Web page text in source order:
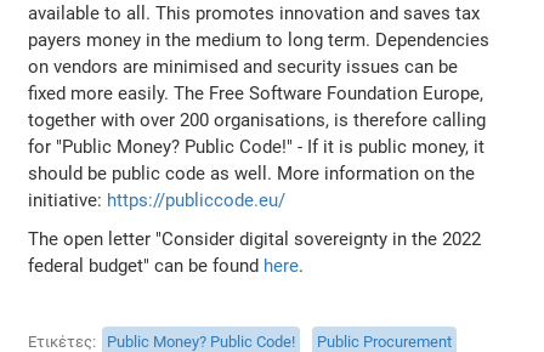
available to all. This promotes innovation and saves tax
payers money in the medium to long term. Dependencies
on vendors are minimised and security issues can be
fixed more easily. The Free Software Foundation Europe,
together with over 200 organisations, is therefore calling
for "Public Money? Public Code!" - If it is public money, it
should be public code as well. More information on the
initiative: https://publiccode.eu/
The open letter "Consider digital sovereignty in the 2022
federal budget" can be found here.
Ετικέτες Public Money? Public Code!
Public Procurement